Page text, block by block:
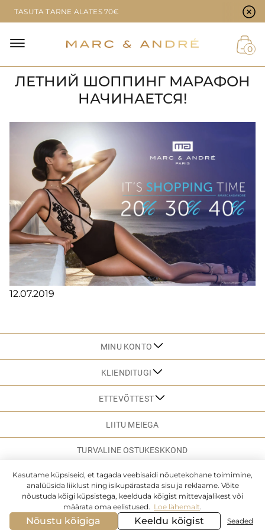
0
TASUTA TARNE ALATES 70€
ЛЕТНИЙ ШОППИНГ МАРАФОН
НАЧИНАЕТСЯ!
12.07.2019
MINU KONTO
KLIENDITUGI
ETTEVÕTTEST
LIITU MEIEGA
TURVALINE OSTUKESKKOND
SAIDI KAART
© MARC & ANDRE. 2026. KÕIK ÕIGUSED KAITSTUD
Kasutame küpsiseid, et tagada veebisaidi nõuetekohane toimimine,
analüüsida liiklust ning isikupärastada sisu ja reklaame. Võite
nõustuda kõigi küpsistega, keelduda kõigist mittevajalikest või
määrata oma eelistused. Loe lähemalt.
Nõustu kõigiga Keeldu kõigist Seaded